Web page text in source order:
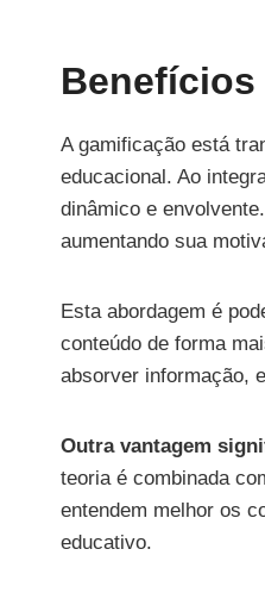
Benefícios
A gamificação está
educacional. Ao
dinâmico e
aumentando sua
Esta abordagem é
conteúdo de forma
absorver informação,
Outra vantagem
teoria é combinada
entendem melhor os
educativo.